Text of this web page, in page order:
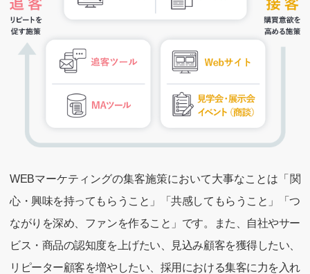
WEBマーケティングの集客施策において大事なことは「関
心・興味を持ってもらうこと」「共感してもらうこと」「つ
ながりを深め、ファンを作ること」です。また、自社やサー
ビス・商品の認知度を上げたい、見込み顧客を獲得したい、
リピーター顧客を増やしたい、採用における集客に力を入れ